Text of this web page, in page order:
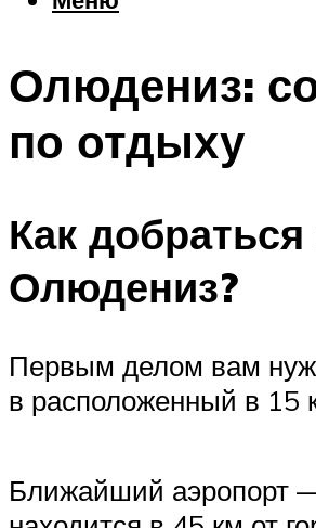
Шоппинг
Что посетить
Олюдениз:
по отдыху
Как добраться
Олюдениз?
Первым делом вам
в расположенный в 15
Ближайший аэропорт